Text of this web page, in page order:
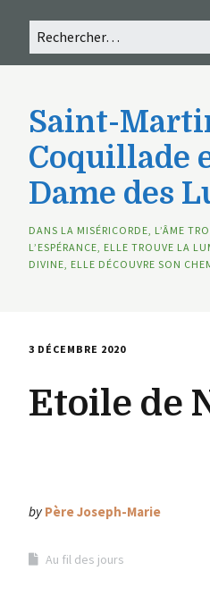
Saint-
Coquillade
Dame des
DANS LA MISÉRICORDE, L’ÂME
L’ESPÉRANCE, ELLE TROUVE LA
DIVINE, ELLE DÉCOUVRE SON
3 DÉCEMBRE 2020
Etoile de
by Père Joseph-Marie
Au fil des jours